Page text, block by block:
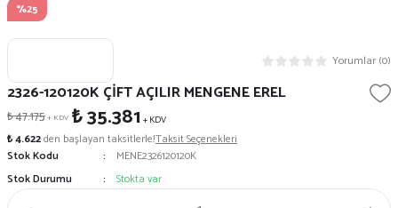
%25
Yorumlar (0)
2326-120120K ÇİFT AÇILIR MENGENE EREL
₺ 47.175+ KDV ₺ 35.381 + KDV
₺ 4.622den başlayan taksitlerle!Taksit Seçenekleri
Stok Kodu
MENE2326120120K
Stok Durumu
Stokta var